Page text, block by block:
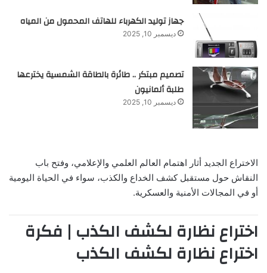
جهاز توليد الكهرباء للهاتف المحمول من المياه
ديسمبر 10, 2025
تصميم مبتكر .. طائرة بالطاقة الشمسية يخترعها
طلبة ألمانيون
ديسمبر 10, 2025
الاختراع الجديد أثار اهتمام العالم العلمي والإعلامي، وفتح باب
النقاش حول مستقبل كشف الخداع والكذب، سواء في الحياة اليومية
أو في المجالات الأمنية والعسكرية.
اختراع نظارة لكشف الكذب | فكرة
اختراع نظارة لكشف الكذب